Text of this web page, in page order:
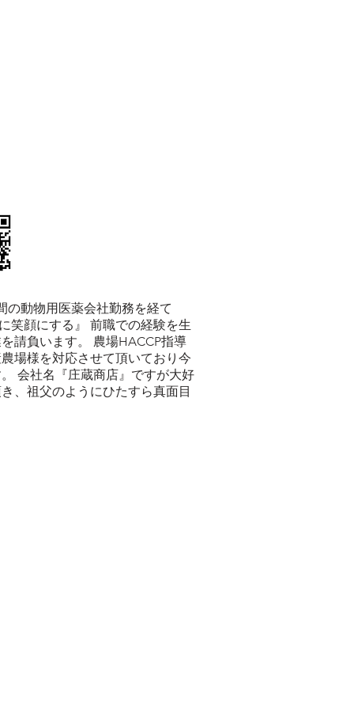
の動物用医薬会社勤務を経て
笑顔にする』 前職での経験を生
請負います。 農場HACCP指導
場様を対応させて頂いており今
会社名『庄蔵商店』ですが大好
、祖父のようにひたすら真面目